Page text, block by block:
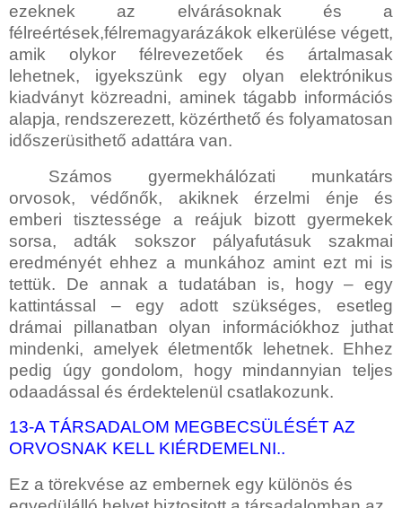
ezeknek az elvárásoknak és a
félreértések,félremagyarázákok elkerülése végett,
amik olykor félrevezetőek és ártalmasak
lehetnek, igyekszünk egy olyan elektrónikus
kiadványt közreadni, aminek tágabb információs
alapja, rendszerezett, közérthető és folyamatosan
időszerüsithető adattára van.
Számos gyermekhálózati munkatárs
orvosok, védőnők, akiknek érzelmi énje és
emberi tisztessége a reájuk bizott gyermekek
sorsa, adták sokszor pályafutásuk szakmai
eredményét ehhez a munkához amint ezt mi is
tettük. De annak a tudatában is, hogy – egy
kattintással – egy adott szükséges, esetleg
drámai pillanatban olyan információkhoz juthat
mindenki, amelyek életmentők lehetnek. Ehhez
pedig úgy gondolom, hogy mindannyian teljes
odaadással és érdektelenül csatlakozunk.
13-A TÁRSADALOM MEGBECSÜLÉSÉT AZ
ORVOSNAK KELL KIÉRDEMELNI..
Ez a törekvése az embernek egy különös és